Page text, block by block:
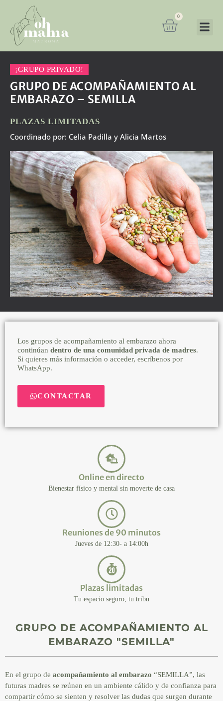
0
¡GRUPO PRIVADO!
GRUPO DE ACOMPAÑAMIENTO AL
EMBARAZO – SEMILLA
PLAZAS LIMITADAS
Coordinado por: Celia Padilla y Alicia Martos
Online en directo
Bienestar físico y mental sin moverte de casa
Reuniones de 90 minutos
Jueves de 12:30- a 14:00h
Plazas limitadas
Tu espacio seguro, tu tribu
GRUPO DE ACOMPAÑAMIENTO AL
EMBARAZO "SEMILLA"
En el grupo de acompañamiento al embarazo “SEMILLA”, las
futuras madres se reúnen en un ambiente cálido y de confianza para
compartir cómo se sienten y resolver las dudas que surgen durante
Los grupos de acompañamiento al embarazo ahora
continúan dentro de una comunidad privada de madres.
Si quieres más información o acceder, escríbenos por
WhatsApp.
CONTACTAR